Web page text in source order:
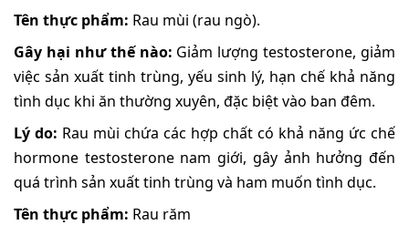
Tên thực phẩm: Rau mùi (rau ngò).
Gây hại như thế nào: Giảm lượng testosterone, giảm
việc sản xuất tinh trùng, yếu sinh lý, hạn chế khả năng
tình dục khi ăn thường xuyên, đặc biệt vào ban đêm.
Lý do: Rau mùi chứa các hợp chất có khả năng ức chế
hormone testosterone nam giới, gây ảnh hưởng đến
quá trình sản xuất tinh trùng và ham muốn tình dục.
Tên thực phẩm: Rau răm